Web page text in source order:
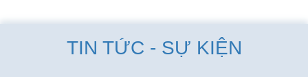
TIN TỨC - SỰ KIỆN